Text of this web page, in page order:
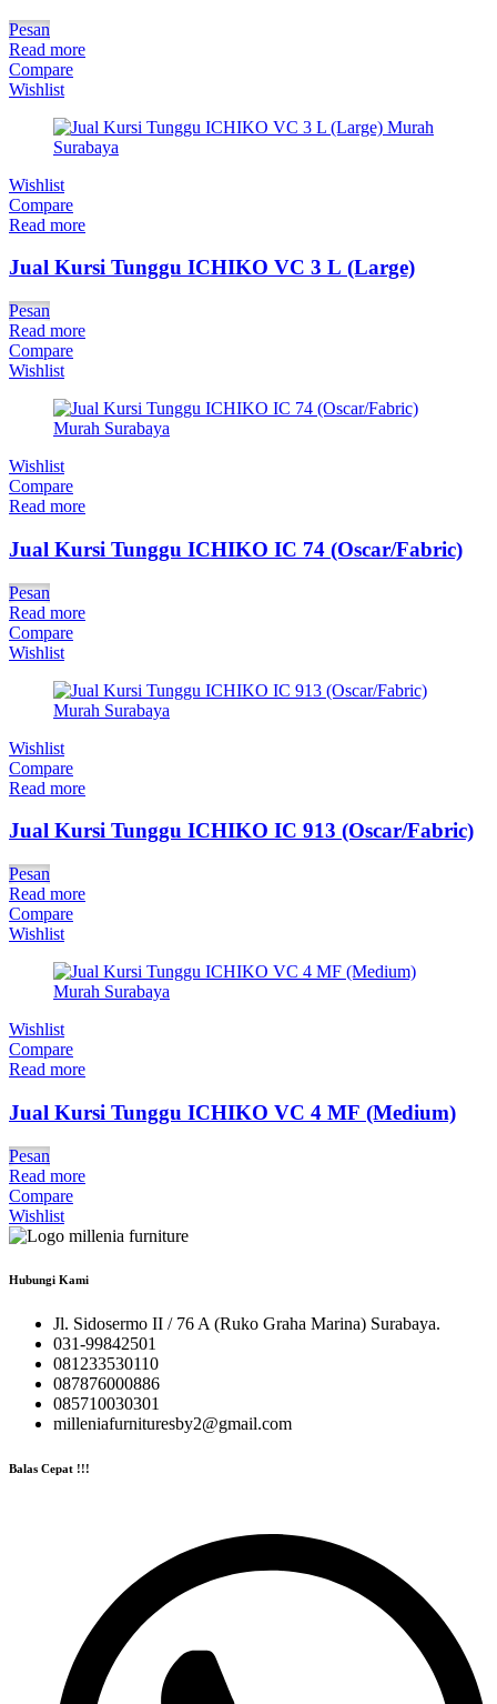
Pesan
Read more
Compare
Wishlist
Wishlist
Compare
Read more
Jual Kursi Tunggu ICHIKO VC 3 L (Large)
Pesan
Read more
Compare
Wishlist
Wishlist
Compare
Read more
Jual Kursi Tunggu ICHIKO IC 74 (Oscar/Fabric)
Pesan
Read more
Compare
Wishlist
Wishlist
Compare
Read more
Jual Kursi Tunggu ICHIKO IC 913 (Oscar/Fabric)
Pesan
Read more
Compare
Wishlist
Wishlist
Compare
Read more
Jual Kursi Tunggu ICHIKO VC 4 MF (Medium)
Pesan
Read more
Compare
Wishlist
Hubungi Kami
Jl. Sidosermo II / 76 A (Ruko Graha Marina) Surabaya.
031-99842501
081233530110
087876000886
085710030301
milleniafurnituresby2@gmail.com
Balas Cepat !!!